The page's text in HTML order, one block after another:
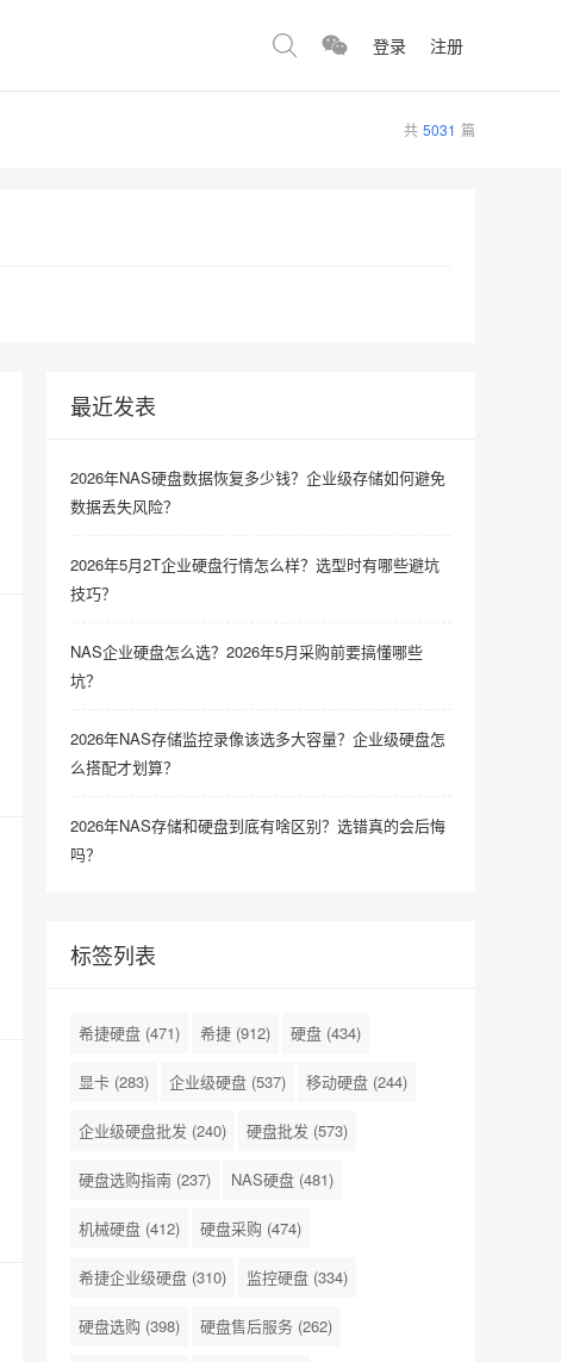
登录 注册
共 5031 篇
最近发表
2026年NAS硬盘数据恢复多少钱？企业级存储如何避免
数据丢失风险？
2026年5月2T企业硬盘行情怎么样？选型时有哪些避坑
技巧？
NAS企业硬盘怎么选？2026年5月采购前要搞懂哪些
坑？
2026年NAS存储监控录像该选多大容量？企业级硬盘怎
么搭配才划算？
2026年NAS存储和硬盘到底有啥区别？选错真的会后悔
吗？
标签列表
希捷硬盘 (471) 希捷 (912) 硬盘 (434)
显卡 (283) 企业级硬盘 (537) 移动硬盘 (244)
企业级硬盘批发 (240) 硬盘批发 (573)
硬盘选购指南 (237) NAS硬盘 (481)
机械硬盘 (412) 硬盘采购 (474)
希捷企业级硬盘 (310) 监控硬盘 (334)
硬盘选购 (398) 硬盘售后服务 (262)